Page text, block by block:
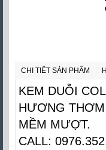
CHI TIẾT SẢN PHẨM
KEM DUỖI
HƯƠNG
MỀM MƯỢT.
CALL: